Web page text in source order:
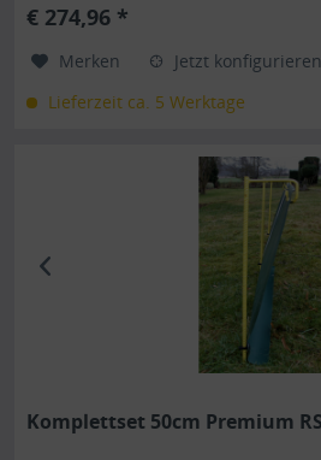
verwendeten Bestandteile sind
€ 274,96 *
Merken
Jetzt konfigurieren
Lieferzeit ca. 5 Werktage
Komplettset 50cm Premium